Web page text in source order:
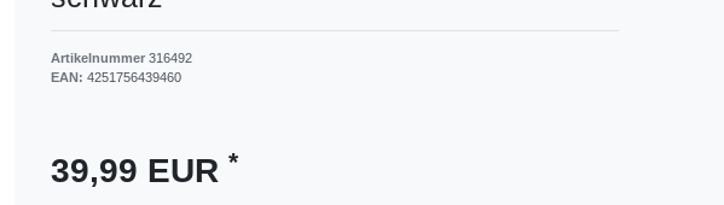
Artikelnummer 316492
EAN: 4251756439460
39,99 EUR *